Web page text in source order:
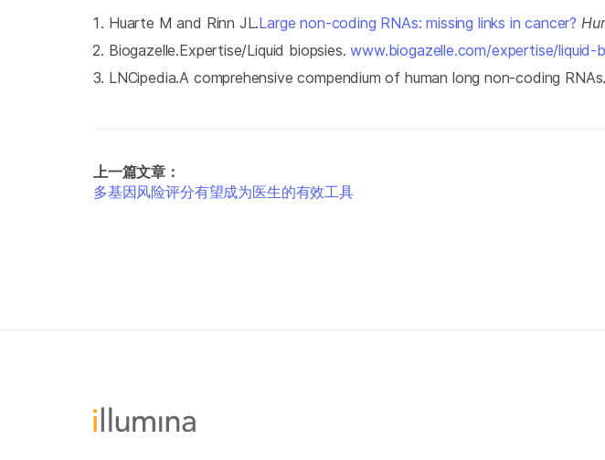
Huarte M and Rinn JL.Large non-coding RNAs: missing links in cancer?
Biogazelle.Expertise/Liquid biopsies.www.biogazelle.com/expertise/liquid-
LNCipedia.A comprehensive compendium of human long non-coding
上一篇文章：
多基因风险评分有望成为医生的有效工具